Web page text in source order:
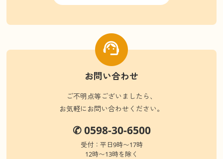
お問い合わせ
ご不明点等ございましたら、
お気軽にお問い合わせください。
✆ 0598-30-6500
受付：平日9時〜17時
12時〜13時を除く